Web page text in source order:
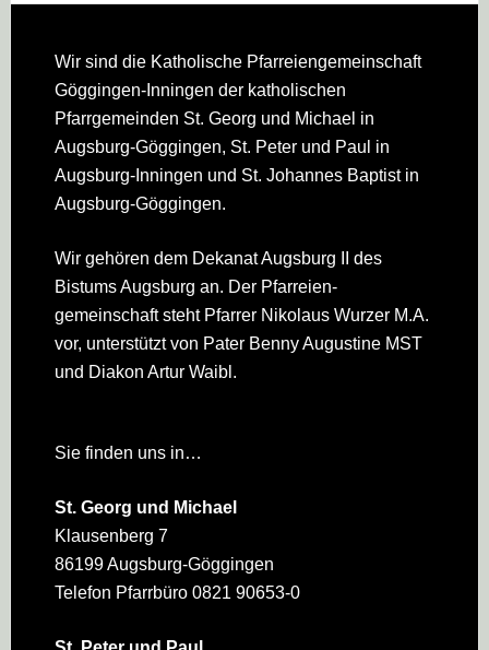
Footer
Wir sind die Katholische Pfarreien­gemeinschaft
Göggingen-Inningen der katholischen
Pfarrgemeinden St. Georg und Michael in
Augsburg-Göggingen, St. Peter und Paul in
Augsburg-Inningen und St. Johannes Baptist in
Augsburg-Göggingen.
Wir gehören dem Dekanat Augsburg II des
Bistums Augsburg an. Der Pfarreien­
gemeinschaft steht Pfarrer Nikolaus Wurzer M.A.
vor, unterstützt von Pater Benny Augustine MST
und Diakon Artur Waibl.
Sie finden uns in…
St. Georg und Michael
Klausenberg 7
86199 Augsburg-Göggingen
Telefon Pfarrbüro 0821 90653-0